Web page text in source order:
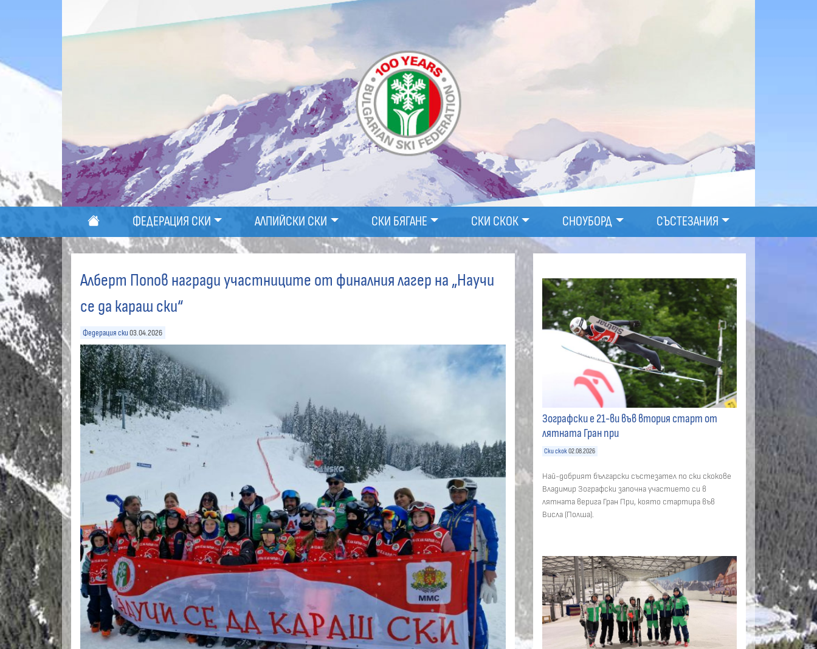
ФЕДЕРАЦИЯ СКИ АЛПИЙСКИ СКИ СКИ БЯГАНЕ СКИ СКОК СНОУБОРД СЪСТЕЗАНИЯ
Алберт Попов награди участниците от финалния лагер на „Научи
се да караш ски“
Федерация ски 03.04.2026
Зографски е 21-ви във втория старт от
лятната Гран при
Ски скок 02.08.2026
Най-добрият български състезател по ски скокове
Владимир Зографски започна участието си в
лятната верига Гран При, която стартира във
Висла (Полша).